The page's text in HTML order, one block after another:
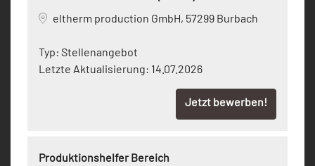
eltherm production GmbH, 57299 Burbach
Typ: Stellenangebot
Letzte Aktualisierung: 14.07.2026
Jetzt bewerben!
Produktionshelfer Bereich